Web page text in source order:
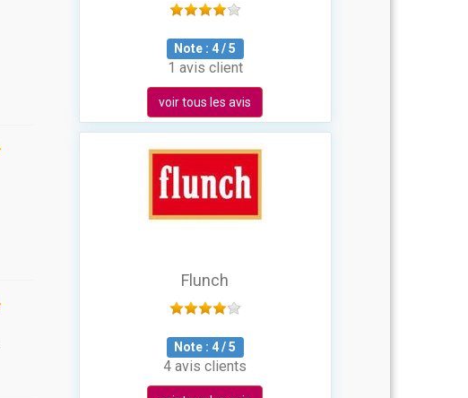
Note : 4/5
1 avis client
voir tous les avis
Flunch
Note : 4/5
4 avis clients